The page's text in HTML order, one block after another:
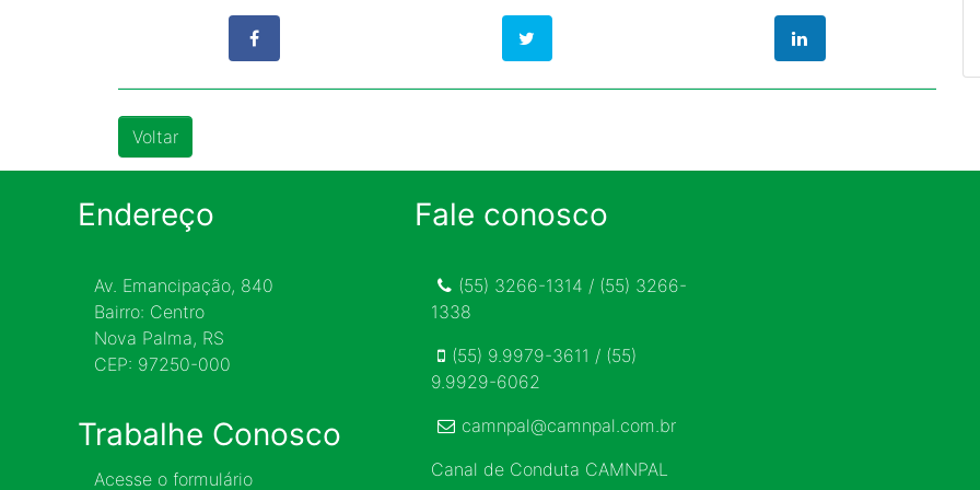
Voltar
Endereço
Av. Emancipação, 840
Bairro: Centro
Nova Palma, RS
CEP: 97250-000
Trabalhe Conosco
Acesse o formulário
Fale conosco
(55) 3266-1314 / (55) 3266-
1338
(55) 9.9979-3611 / (55)
9.9929-6062
camnpal@camnpal.com.br
Canal de Conduta CAMNPAL